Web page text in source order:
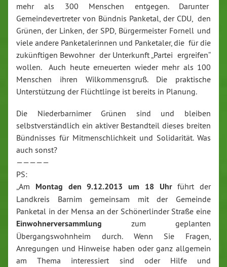
mehr als 300 Menschen entgegen. Darunter
Gemeindevertreter von Bündnis Panketal, der CDU, den
Grünen, der Linken, der SPD, Bürgermeister Fornell und
viele andere Panketalerinnen und Panketaler, die für die
zukünftigen Bewohner der Unterkunft „Partei ergreifen“
wollen. Auch heute erneuerten wieder mehr als 100
Menschen ihren Wilkommensgruß. Die praktische
Unterstützung der Flüchtlinge ist bereits in Planung.
Die Niederbarnimer Grünen sind und bleiben
selbstverständlich ein aktiver Bestandteil dieses breiten
Bündnisses für Mitmenschlichkeit und Solidarität. Was
auch sonst?
—————
PS:
„Am Montag den 9.12.2013 um 18 Uhrführt der
Landkreis Barnim gemeinsam mit der Gemeinde
Panketal in der Mensa an der Schönerlinder Straße eine
Einwohnerversammlung zum geplanten
Übergangswohnheim durch. Wenn Sie Fragen,
Anregungen und Hinweise haben oder ganz allgemein
am Thema interessiert sind oder Hilfe und